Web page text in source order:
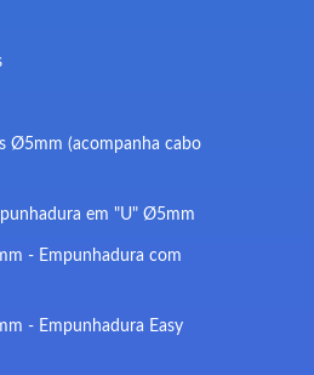
Ø5mm (acompanha cabo
em "U" Ø5mm
- Empunhadura com
- Empunhadura Easy